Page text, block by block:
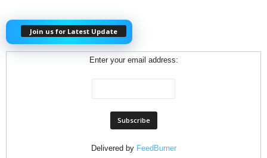
Join us for Latest Update
Enter your email address:
Delivered by FeedBurner